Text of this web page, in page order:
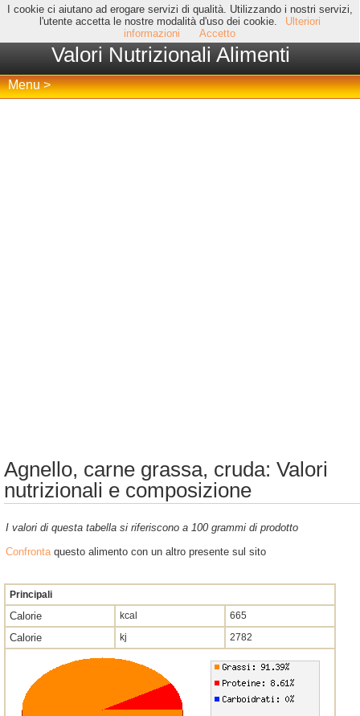
I cookie ci aiutano ad erogare servizi di qualità. Utilizzando i nostri servizi,
l'utente accetta le nostre modalità d'uso dei cookie.
Ulteriori
informazioni
Accetto
Valori Nutrizionali Alimenti
Menu >
Agnello, carne grassa, cruda: Valori
nutrizionali e composizione
I valori di questa tabella si riferiscono a 100 grammi di prodotto
Confrontaquesto alimento con un altro presente sul sito
Principali
Calorie kcal 665
Calorie kj 2782